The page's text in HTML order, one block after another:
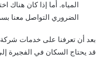
المياه. أما إذا كان هناك
الضروري التواصل معنا
بعد أن تعرفنا على خدمات
قد يحتاج السكان في الفجيرة